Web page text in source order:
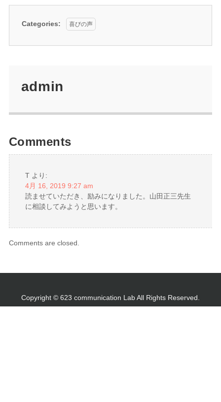
Categories: 喜びの声
admin
Comments
T より:
4月 16, 2019 9:27 am
読ませていただき、励みになりました。山田正三先生
に相談してみようと思います。
Comments are closed.
Copyright © 623 communication Lab All Rights Reserved.